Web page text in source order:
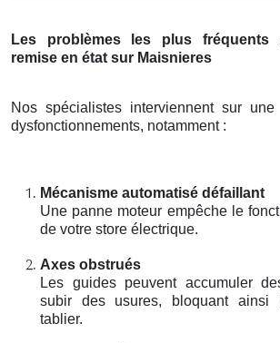
Les problèmes les plus fréquents
remise en état sur Maisnieres
Nos spécialistes interviennent sur
dysfonctionnements, notamment :
Mécanisme automatisé défaillant
Une panne moteur empêche le
de votre store électrique.
Axes obstrués
Les guides peuvent accumuler
subir des usures, bloquant ainsi
tablier.